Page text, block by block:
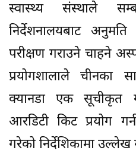
स्वास्थ्य संस्थाले
निर्देशनालयबाट
परीक्षण गराउने चाहने
प्रयोगशालाले चीनका
क्यानडा एक सूचीकृत
आरडिटी किट प्रयोग
गरेको निर्देशिकामा उल्लेख